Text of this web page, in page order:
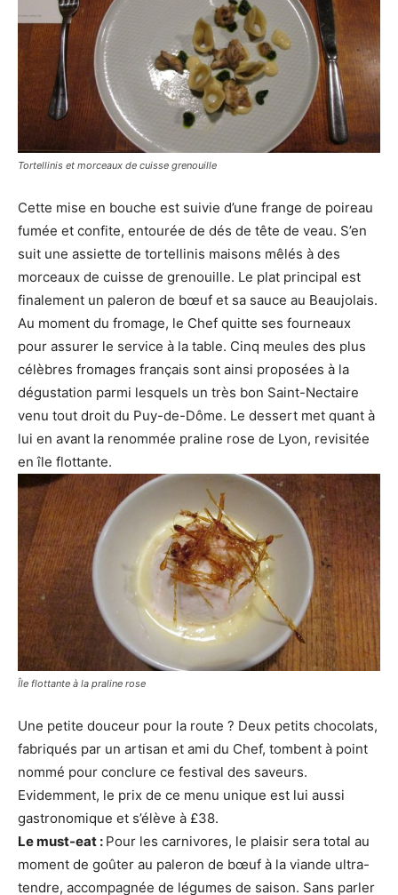
Tortellinis et morceaux de cuisse grenouille
Cette mise en bouche est suivie d’une frange de poireau
fumée et confite, entourée de dés de tête de veau. S’en
suit une assiette de tortellinis maisons mêlés à des
morceaux de cuisse de grenouille. Le plat principal est
finalement un paleron de bœuf et sa sauce au Beaujolais.
Au moment du fromage, le Chef quitte ses fourneaux
pour assurer le service à la table. Cinq meules des plus
célèbres fromages français sont ainsi proposées à la
dégustation parmi lesquels un très bon Saint-Nectaire
venu tout droit du Puy-de-Dôme. Le dessert met quant à
lui en avant la renommée praline rose de Lyon, revisitée
en île flottante.
Île flottante à la praline rose
Une petite douceur pour la route ? Deux petits chocolats,
fabriqués par un artisan et ami du Chef, tombent à point
nommé pour conclure ce festival des saveurs.
Evidemment, le prix de ce menu unique est lui aussi
gastronomique et s’élève à £38.
Le must-eat : Pour les carnivores, le plaisir sera total au
moment de goûter au paleron de bœuf à la viande ultra-
tendre, accompagnée de légumes de saison. Sans parler